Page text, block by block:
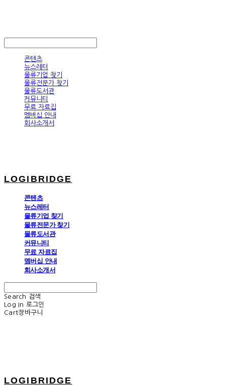
콘텐츠
뉴스레터
물류기업 찾기
물류전문가 찾기
물류도서관
커뮤니티
무료 자료집
멤버십 안내
회사소개서
LOGIBRIDGE
콘텐츠
뉴스레터
물류기업 찾기
물류전문가 찾기
물류도서관
커뮤니티
무료 자료집
멤버십 안내
회사소개서
Search
검색
Log In 로그인
Cart장바구니
LOGIBRIDGE